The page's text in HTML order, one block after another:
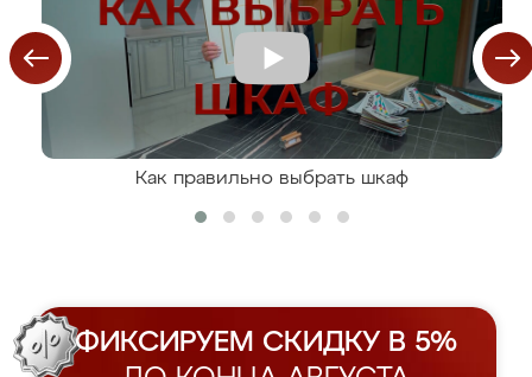
Как правильно выбрать шкаф
ФИКСИРУЕМ СКИДКУ В 5%